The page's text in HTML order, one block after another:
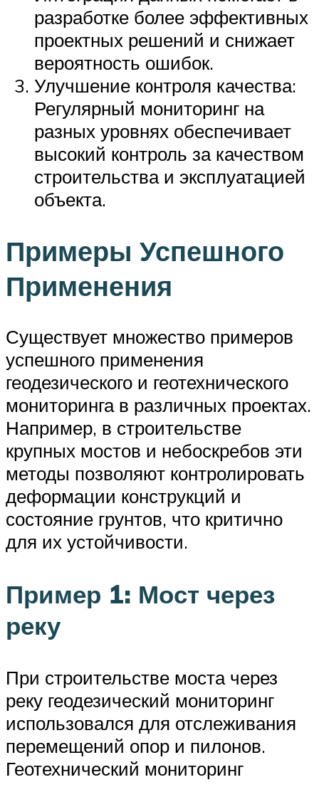
разработке более эффективных
проектных решений и снижает
вероятность ошибок.
Улучшение контроля качества:
Регулярный мониторинг на
разных уровнях обеспечивает
высокий контроль за качеством
строительства и эксплуатацией
объекта.
Примеры Успешного
Применения
Существует множество примеров
успешного применения
геодезического и геотехнического
мониторинга в различных проектах.
Например, в строительстве
крупных мостов и небоскребов эти
методы позволяют контролировать
деформации конструкций и
состояние грунтов, что критично
для их устойчивости.
Пример 1: Мост через
реку
При строительстве моста через
реку геодезический мониторинг
использовался для отслеживания
перемещений опор и пилонов.
Геотехнический мониторинг